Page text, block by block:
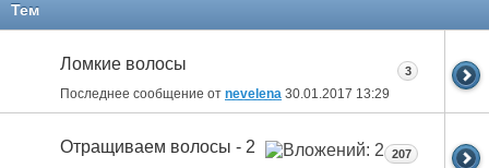
Тем
Ломкие волосы
Последнее сообщение от nevelena 30.01.2017 13:29
3
Отращиваем волосы - 2 207